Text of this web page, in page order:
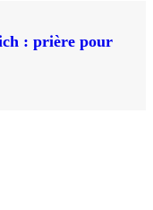
: prière pour